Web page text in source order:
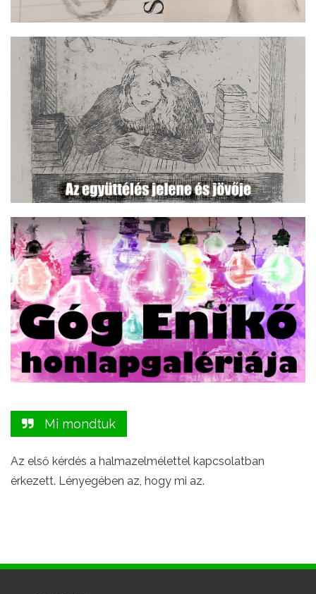
Mi mondtuk
Az első kérdés a halmazelmélettel kapcsolatban
érkezett. Lényegében az, hogy mi az.